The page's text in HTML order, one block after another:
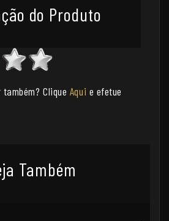
do Produto
Clique Aqui e efetue
Também